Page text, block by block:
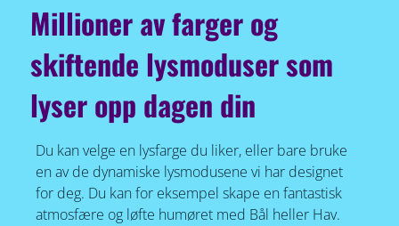
Millioner av farger og
skiftende lysmoduser som
lyser opp dagen din
Du kan velge en lysfarge du liker, eller bare bruke
en av de dynamiske lysmodusene vi har designet
for deg. Du kan for eksempel skape en fantastisk
atmosfære og løfte humøret med Bål heller Hav.